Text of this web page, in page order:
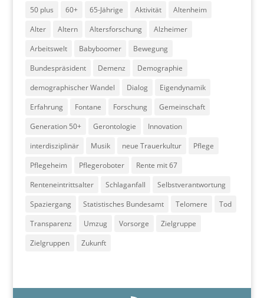
50 plus
60+ 65-Jährige Aktivität
Altenheim
Alter
Altern Altersforschung
Alzheimer
Arbeitswelt
Babyboomer
Bewegung
Bundespräsident
Demenz
Demographie
demographischer Wandel
Dialog
Eigendynamik
Erfahrung
Fontane Forschung
Gemeinschaft
Generation 50+
Gerontologie
Innovation
interdisziplinär
Musik neue Trauerkultur
Pflege
Pflegeheim
Pflegeroboter
Rente mit 67
Renteneintrittsalter
Schlaganfall
Selbstverantwortung
Spaziergang
Statistisches Bundesamt Telomere
Tod
Transparenz
Umzug Vorsorge
Zielgruppe
Zielgruppen
Zukunft